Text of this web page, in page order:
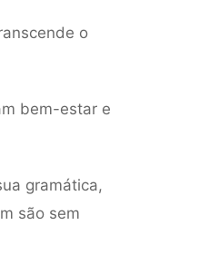
o
bem-estar e
gramática,
são sem